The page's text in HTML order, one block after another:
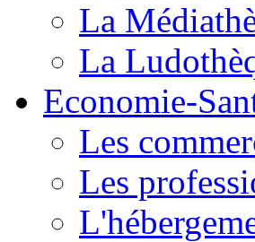
La
La
Economie-
Les
Les